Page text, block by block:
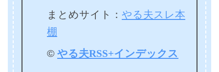
まとめサイト： やる夫スレ本
棚
© やる夫RSS+インデックス